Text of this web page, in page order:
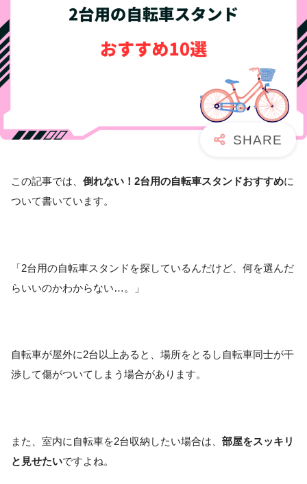
この記事では、 倒れない！2台用の自転車スタンドおすすめに
ついて書いています。
「2台用の自転車スタンドを探しているんだけど、何を選んだ
らいいのかわからない…。」
自転車が屋外に2台以上あると、場所をとるし自転車同士が干
渉して傷がついてしまう場合があります。
また、室内に自転車を2台収納したい場合は、 部屋をスッキリ
と見せたいですよね。